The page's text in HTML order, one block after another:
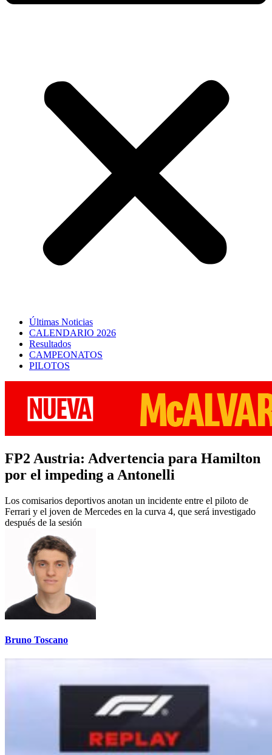
Últimas Noticias
CALENDARIO 2026
Resultados
CAMPEONATOS
PILOTOS
FP2 Austria: Advertencia para Hamilton
por el impeding a Antonelli
Los comisarios deportivos anotan un incidente entre el piloto de
Ferrari y el joven de Mercedes en la curva 4, que será investigado
después de la sesión
Bruno Toscano